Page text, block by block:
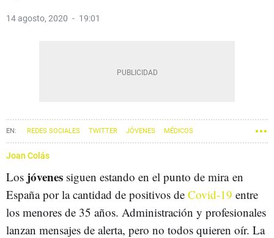
14 agosto, 2020 19:01
REDES SOCIALES TWITTER JÓVENES MÉDICOS
CORONAVIRUS
Joan Colás
Los jóvenes siguen estando en el punto de mira en
España por la cantidad de positivos de Covid-19 entre
los menores de 35 años. Administración y profesionales
lanzan mensajes de alerta, pero no todos quieren oír. La